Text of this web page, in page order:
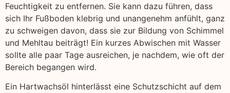
Feuchtigkeit zu entfernen. Sie kann dazu führen, dass
sich Ihr Fußboden klebrig und unangenehm anfühlt, ganz
zu schweigen davon, dass sie zur Bildung von Schimmel
und Mehltau beiträgt! Ein kurzes Abwischen mit Wasser
sollte alle paar Tage ausreichen, je nachdem, wie oft der
Bereich begangen wird.
Ein Hartwachsöl hinterlässt eine Schutzschicht auf dem